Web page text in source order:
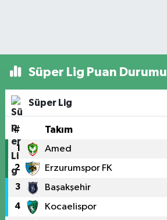
Süper Lig Puan Durumu
Süper Lig
# Takım
1 Amed
2 Erzurumspor FK
3 Başakşehir
4 Kocaelispor